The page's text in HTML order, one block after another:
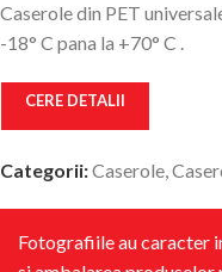
Caserole din PET
-18° C pana la +70° C .
CERE DETALII
Categorii:Caserole,
Fotografiile au caracter